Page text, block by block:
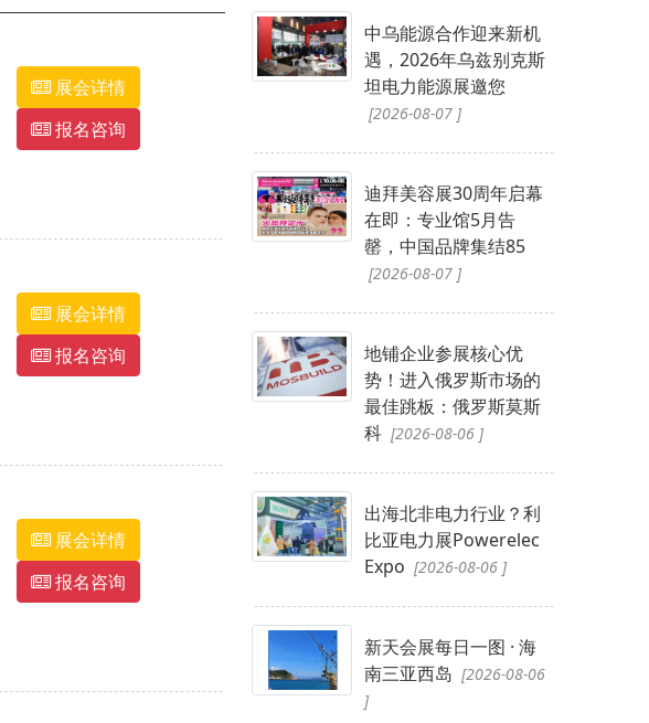
展会详情
报名咨询
展会详情
报名咨询
展会详情
报名咨询
中乌能源合作迎来新机
遇，2026年乌兹别克斯
坦电力能源展邀您
[2026-08-07 ]
迪拜美容展30周年启幕
在即：专业馆5月告
罄，中国品牌集结85
[2026-08-07 ]
地铺企业参展核心优
势！进入俄罗斯市场的
最佳跳板：俄罗斯莫斯
科 [2026-08-06 ]
出海北非电力行业？利
比亚电力展Powerelec
Expo [2026-08-06 ]
新天会展每日一图 · 海
南三亚西岛 [2026-08-06
]